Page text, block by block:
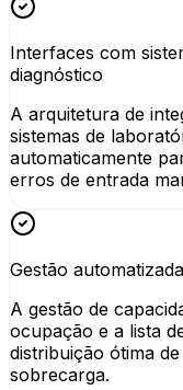
Interfaces com
diagnóstico
A arquitetura de
sistemas de
automaticamente
erros de entrada
Gestão
A gestão de
ocupação e a lista
distribuição ótima
sobrecarga.